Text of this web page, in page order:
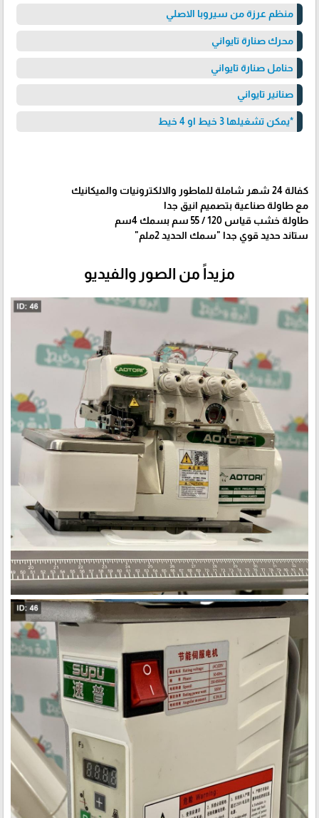
منظم عرزة من سيروبا الاصلي
محرك صنارة تايواني
حنامل صنارة تايواني
صنانير تايواني
*يمكن تشغيلها 3 خيط او 4 خيط
كفالة 24 شهر شاملة للماطور والالكترونيات والميكانيك
مع طاولة صناعية بتصميم انيق جدا
طاولة خشب قياس 120 / 55 سم بسمك 4سم
ستاند حديد قوي جدا "سمك الحديد 2ملم"
مزيداً من الصور والفيديو